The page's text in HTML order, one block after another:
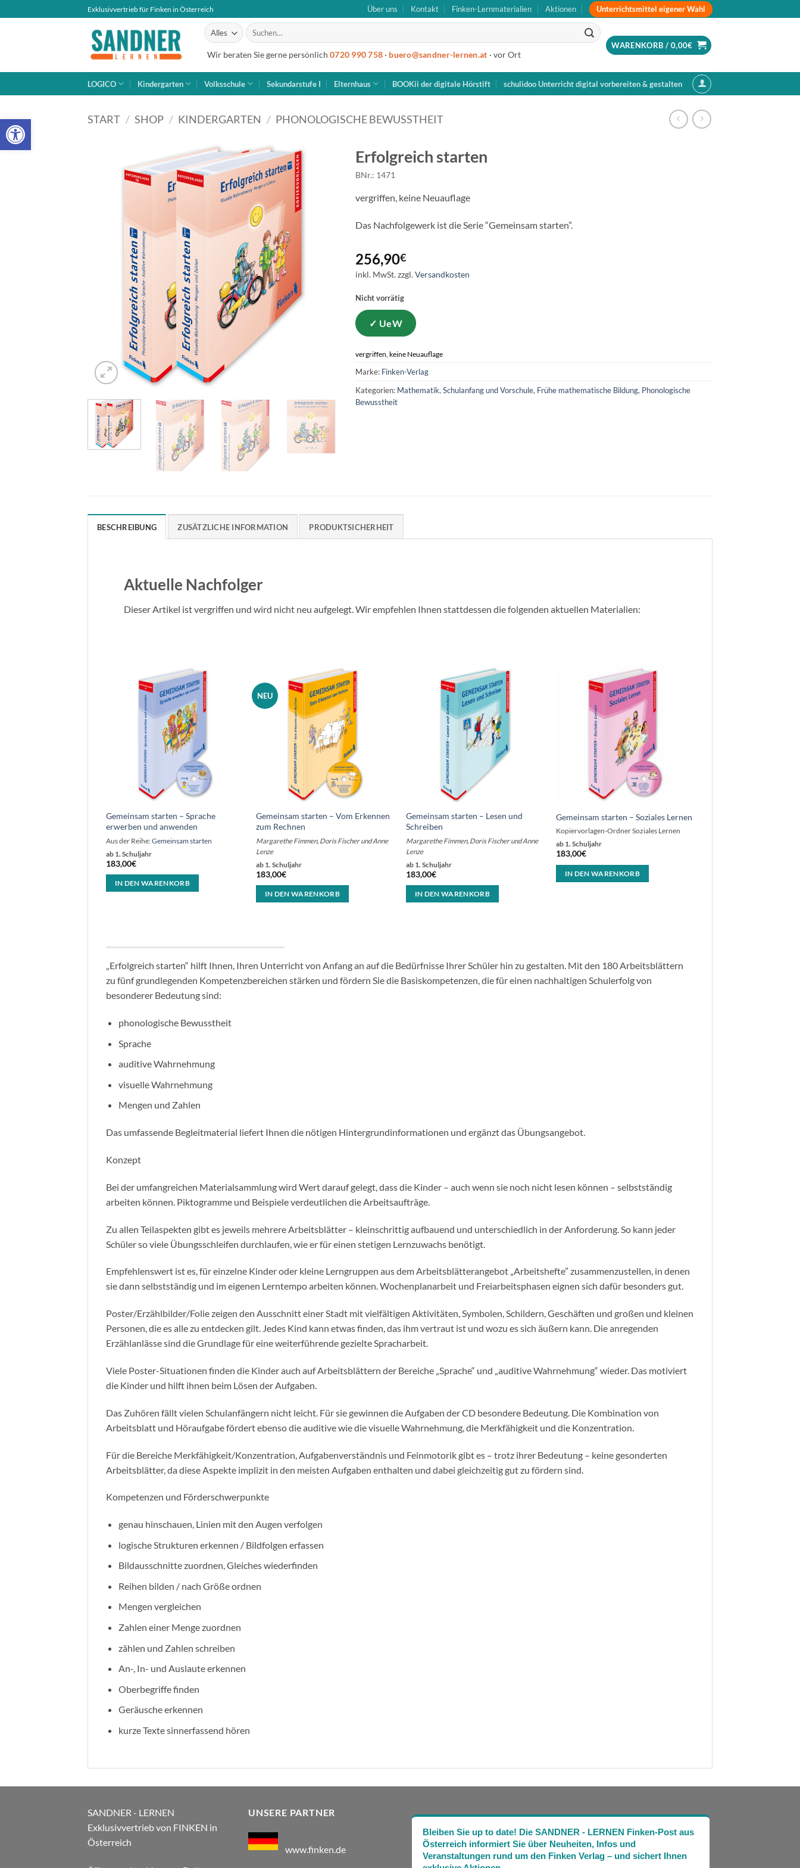
Open toolbar
Inhalt
Exklusivvertrieb für Finken in Österreich Über uns Kontakt Finken-Lernmaterialien Aktionen Unterrichtsmittel eigener Wahl
Suche
nach:
Wir beraten Sie gerne persönlich 0720 990 758 · buero@sandner-lernen.at · vor Ort
WARENKORB / 0,00€
LOGICO Kindergarten Volksschule Sekundarstufe I Elternhaus BOOKii der digitale Hörstift schulidoo Unterricht digital vorbereiten & gestalten
START / SHOP / KINDERGARTEN / PHONOLOGISCHE BEWUSSTHEIT
Erfolgreich starten
BNr.: 1471
256,90€
inkl. MwSt.zzgl.Versandkosten
vergriffen, keine Neuauflage
Das Nachfolgewerk ist die Serie “Gemeinsam starten”.
Nicht vorrätig
vergriffen, keine Neuauflage
Kategorien: Mathematik,Schulanfang und Vorschule, Frühe mathematische Bildung, Phonologische
Bewusstheit
Marke: Finken-Verlag
BESCHREIBUNG ZUSÄTZLICHE INFORMATION PRODUKTSICHERHEIT
Aktuelle Nachfolger
Dieser Artikel ist vergriffen und wird nicht neu aufgelegt. Wir empfehlen Ihnen stattdessen die folgenden aktuellen Materialien:
Gemeinsam starten – Sprache
erwerben und anwenden
ab 1. Schuljahr
183,00€
Aus der Reihe:Gemeinsam starten
IN DEN WARENKORB
NEU
Gemeinsam starten – Vom Erkennen
zum Rechnen
ab 1. Schuljahr
183,00€
Margarethe Fimmen, Doris Fischer und Anne
Lenze
IN DEN WARENKORB
Gemeinsam starten – Lesen und
Schreiben
ab 1. Schuljahr
183,00€
Margarethe Fimmen, Doris Fischer und Anne
Lenze
IN DEN WARENKORB
Gemeinsam starten – Soziales Lernen
ab 1. Schuljahr
183,00€
Kopiervorlagen-Ordner Soziales Lernen
IN DEN WARENKORB
„Erfolgreich starten“ hilft Ihnen, Ihren Unterricht von Anfang an auf die Bedürfnisse Ihrer Schüler hin zu gestalten. Mit den 180 Arbeitsblättern
zu fünf grundlegenden Kompetenzbereichen stärken und fördern Sie die Basiskompetenzen, die für einen nachhaltigen Schulerfolg von
besonderer Bedeutung sind:
phonologische Bewusstheit
Sprache
auditive Wahrnehmung
visuelle Wahrnehmung
Mengen und Zahlen
Das umfassende Begleitmaterial liefert Ihnen die nötigen Hintergrundinformationen und ergänzt das Übungsangebot.
Konzept
Bei der umfangreichen Materialsammlung wird Wert darauf gelegt, dass die Kinder – auch wenn sie noch nicht lesen können – selbstständig
arbeiten können. Piktogramme und Beispiele verdeutlichen die Arbeitsaufträge.
Zu allen Teilaspekten gibt es jeweils mehrere Arbeitsblätter – kleinschrittig aufbauend und unterschiedlich in der Anforderung. So kann jeder
Schüler so viele Übungsschleifen durchlaufen, wie er für einen stetigen Lernzuwachs benötigt.
Empfehlenswert ist es, für einzelne Kinder oder kleine Lerngruppen aus dem Arbeitsblätterangebot „Arbeitshefte” zusammenzustellen, in denen
sie dann selbstständig und im eigenen Lerntempo arbeiten können. Wochenplanarbeit und Freiarbeitsphasen eignen sich dafür besonders gut.
Poster/Erzählbilder/Folie zeigen den Ausschnitt einer Stadt mit vielfältigen Aktivitäten, Symbolen, Schildern, Geschäften und großen und kleinen
Personen, die es alle zu entdecken gilt. Jedes Kind kann etwas finden, das ihm vertraut ist und wozu es sich äußern kann. Die anregenden
Erzählanlässe sind die Grundlage für eine weiterführende gezielte Spracharbeit.
Viele Poster-Situationen finden die Kinder auch auf Arbeitsblättern der Bereiche „Sprache“ und „auditive Wahrnehmung“ wieder. Das motiviert
die Kinder und hilft ihnen beim Lösen der Aufgaben.
Das Zuhören fällt vielen Schulanfängern nicht leicht. Für sie gewinnen die Aufgaben der CD besondere Bedeutung. Die Kombination von
Arbeitsblatt und Höraufgabe fördert ebenso die auditive wie die visuelle Wahrnehmung, die Merkfähigkeit und die Konzentration.
Für die Bereiche Merkfähigkeit/Konzentration, Aufgabenverständnis und Feinmotorik gibt es – trotz ihrer Bedeutung – keine gesonderten
Arbeitsblätter, da diese Aspekte implizit in den meisten Aufgaben enthalten und dabei gleichzeitig gut zu fördern sind.
Kompetenzen und Förderschwerpunkte
genau hinschauen, Linien mit den Augen verfolgen
logische Strukturen erkennen / Bildfolgen erfassen
Bildausschnitte zuordnen, Gleiches wiederfinden
Reihen bilden / nach Größe ordnen
Mengen vergleichen
Zahlen einer Menge zuordnen
zählen und Zahlen schreiben
An-, In- und Auslaute erkennen
Oberbegriffe finden
Geräusche erkennen
kurze Texte sinnerfassend hören
SANDNER - LERNEN
Exklusivvertrieb von FINKEN in
Österreich
UNSERE PARTNER
www.finken.de
Bleiben Sie up to date! Die SANDNER - LERNEN Finken-Post aus
Österreich informiert Sie über Neuheiten, Infos und
Veranstaltungen rund um den Finken Verlag – und sichert Ihnen